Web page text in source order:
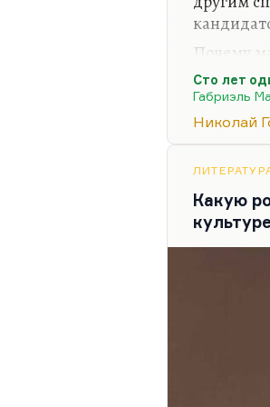
Почему
понятно.
унылых
Сто лет
Габриэль
Николай
Какую